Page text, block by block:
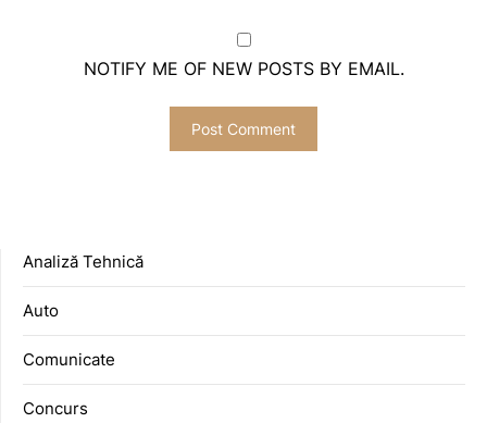
NOTIFY ME OF NEW POSTS BY EMAIL.
Analiză Tehnică
Auto
Comunicate
Concurs